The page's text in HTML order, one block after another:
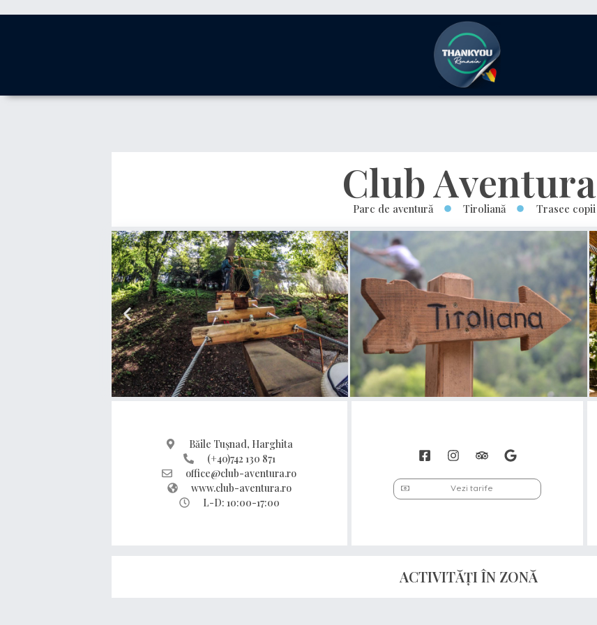
Club Aventura
Parc de aventură Tiroliană Trasee copii
Băile Tușnad, Harghita
(+40)742 130 871
office@club-aventura.ro
www.club-aventura.ro
L-D: 10:00-17:00
Vezi tarife
ACTIVITĂȚI ÎN ZONĂ